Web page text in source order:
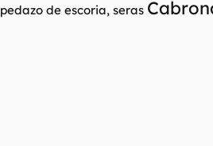
pedazo de escoria, seras